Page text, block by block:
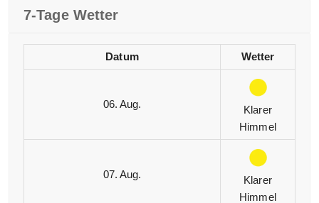
7-Tage Wetter
Datum Wetter
06. Aug.
Klarer
Himmel
07. Aug.
Klarer
Himmel